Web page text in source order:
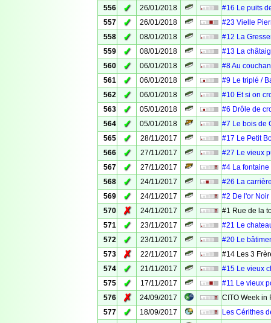
556
✓ 26/01/2018
#16 Le puits
557
✓ 26/01/2018
#23 Vielle
558
✓ 08/01/2018
#12 La
559
✓ 08/01/2018
#13 La
560
✓ 06/01/2018
#8 Au
561
✓ 06/01/2018
#9 Le triplé /
562
✓ 06/01/2018
#10 Et si on
563
✓ 05/01/2018
#6 Drôle de
564
✓ 05/01/2018
#7 Le bois de
565
✓ 28/11/2017
#17 Le Petit
566
✓ 27/11/2017
#27 Le vieux
567
✓ 27/11/2017
#4 La
568
✓ 24/11/2017
#26 La
569
✓ 24/11/2017
#2 De l'or
570
✗ 24/11/2017
#1 Rue de la
571
✓ 23/11/2017
#21 Le
572
✓ 23/11/2017
#20 Le
573
✗ 22/11/2017
#14 Les 3
574
✓ 21/11/2017
#15 Le vieux
575
✓ 17/11/2017
#11 Le vieux
576
✗ 24/09/2017
CITO Week in
577
✓ 18/09/2017
Les Cérithes